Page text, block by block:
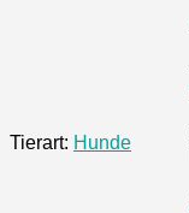
Tierart: Hunde